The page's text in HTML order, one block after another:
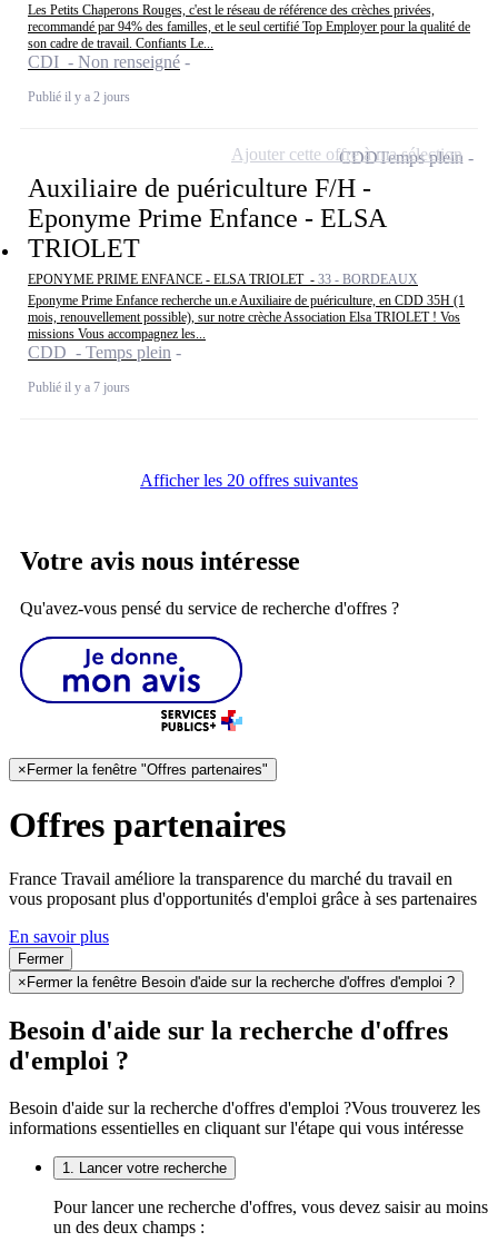
Les Petits Chaperons Rouges, c'est le réseau de référence des crèches privées,
recommandé par 94% des familles, et le seul certifié Top Employer pour la qualité de
son cadre de travail. Confiants Le...
CDI - Non renseigné
Publié il y a 2 jours
Auxiliaire de puériculture F/H -
Eponyme Prime Enfance - ELSA
TRIOLET
EPONYME PRIME ENFANCE - ELSA TRIOLET - 33 - BORDEAUX
Eponyme Prime Enfance recherche un.e Auxiliaire de puériculture, en CDD 35H (1
mois, renouvellement possible), sur notre crèche Association Elsa TRIOLET ! Vos
missions Vous accompagnez les...
CDD - Temps plein
Publié il y a 7 jours
CDDTemps plein
Ajouter cette offre à ma sélection
Afficher les 20 offres suivantes
Votre avis nous intéresse
Qu'avez-vous pensé du service de recherche d'offres ?
×Fermer la fenêtre "Offres partenaires"
Offres partenaires
France Travail améliore la transparence du marché du travail en
vous proposant plus d'opportunités d'emploi grâce à ses partenaires
En savoir plus
Fermer
× Fermer la fenêtre Besoin d'aide sur la recherche d'offres d'emploi ?
Besoin d'aide sur la recherche d'offres
d'emploi ?
Besoin d'aide sur la recherche d'offres d'emploi ?Vous trouverez les
informations essentielles en cliquant sur l'étape qui vous intéresse
1. Lancer votre recherche
Pour lancer une recherche d'offres, vous devez saisir au moins
un des deux champs :